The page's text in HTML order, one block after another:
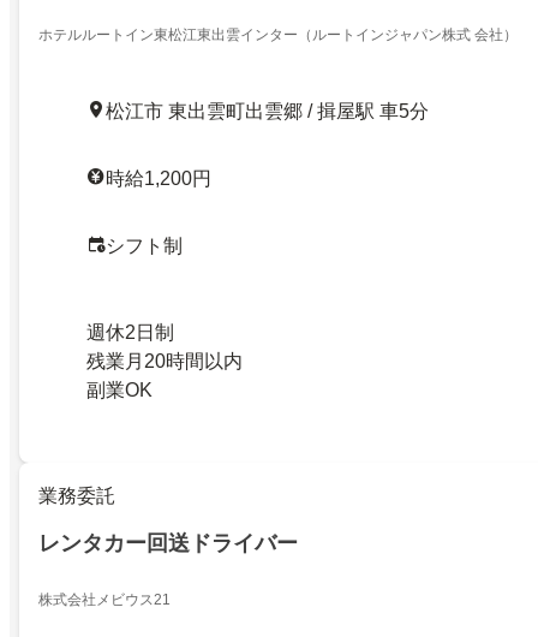
ホテルルートイン東松江東出雲インター（ルートインジャパン株式 会社）
松江市 東出雲町出雲郷 / 揖屋駅 車5分
時給1,200円
シフト制
週休2日制
残業月20時間以内
副業OK
業務委託
レンタカー回送ドライバー
株式会社メビウス21